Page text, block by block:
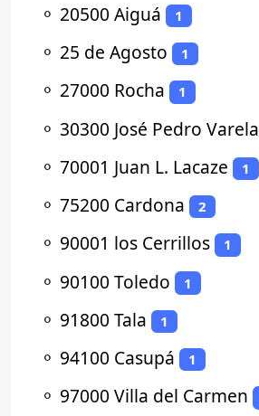
⚬ 20500 Aiguá 1
⚬ 25 de Agosto 1
⚬ 27000 Rocha 1
⚬ 30300 José Pedro Varela
⚬ 70001 Juan L. Lacaze 1
⚬ 75200 Cardona 2
⚬ 90001 los Cerrillos 1
⚬ 90100 Toledo 1
⚬ 91800 Tala 1
⚬ 94100 Casupá 1
⚬ 97000 Villa del Carmen